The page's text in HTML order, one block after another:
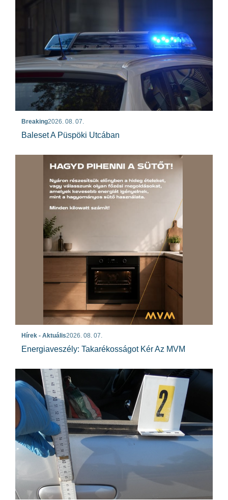
Breaking2026. 08. 07.
Baleset A Püspöki Utcában
Hírek - Aktuális2026. 08. 07.
Energiaveszély: Takarékosságot Kér Az MVM